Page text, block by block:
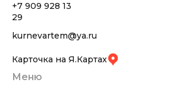
+7 909 928 13
29
kurnevartem@ya.ru
Карточка на Я.Картах
Меню